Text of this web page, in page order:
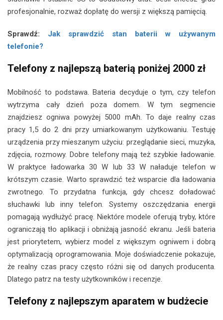
profesjonalnie, rozważ dopłatę do wersji z większą pamięcią.
Sprawdź: Jak sprawdzić stan baterii w używanym
telefonie?
Telefony z najlepszą baterią poniżej 2000 zł
Mobilność to podstawa. Bateria decyduje o tym, czy telefon
wytrzyma cały dzień poza domem. W tym segmencie
znajdziesz ogniwa powyżej 5000 mAh. To daje realny czas
pracy 1,5 do 2 dni przy umiarkowanym użytkowaniu. Testuję
urządzenia przy mieszanym użyciu: przeglądanie sieci, muzyka,
zdjęcia, rozmowy. Dobre telefony mają też szybkie ładowanie.
W praktyce ładowarka 30 W lub 33 W naładuje telefon w
krótszym czasie. Warto sprawdzić też wsparcie dla ładowania
zwrotnego. To przydatna funkcja, gdy chcesz doładować
słuchawki lub inny telefon. Systemy oszczędzania energii
pomagają wydłużyć pracę. Niektóre modele oferują tryby, które
ograniczają tło aplikacji i obniżają jasność ekranu. Jeśli bateria
jest priorytetem, wybierz model z większym ogniwem i dobrą
optymalizacją oprogramowania. Moje doświadczenie pokazuje,
że realny czas pracy często różni się od danych producenta.
Dlatego patrz na testy użytkowników i recenzje.
Telefony z najlepszym aparatem w budżecie